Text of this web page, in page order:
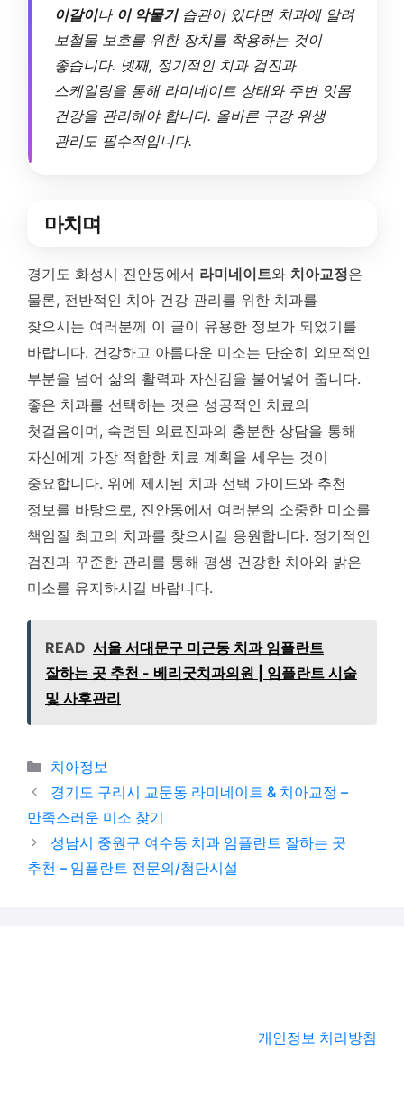
이갈이나 이 악물기습관이 있다면 치과에 알려
보철물 보호를 위한 장치를 착용하는 것이
좋습니다. 넷째, 정기적인 치과 검진과
스케일링을 통해 라미네이트 상태와 주변 잇몸
건강을 관리해야 합니다. 올바른 구강 위생
관리도 필수적입니다.
마치며
경기도 화성시 진안동에서 라미네이트와 치아교정은
물론, 전반적인 치아 건강 관리를 위한 치과를
찾으시는 여러분께 이 글이 유용한 정보가 되었기를
바랍니다. 건강하고 아름다운 미소는 단순히 외모적인
부분을 넘어 삶의 활력과 자신감을 불어넣어 줍니다.
좋은 치과를 선택하는 것은 성공적인 치료의
첫걸음이며, 숙련된 의료진과의 충분한 상담을 통해
자신에게 가장 적합한 치료 계획을 세우는 것이
중요합니다. 위에 제시된 치과 선택 가이드와 추천
정보를 바탕으로, 진안동에서 여러분의 소중한 미소를
책임질 최고의 치과를 찾으시길 응원합니다. 정기적인
검진과 꾸준한 관리를 통해 평생 건강한 치아와 밝은
미소를 유지하시길 바랍니다.
READ 서울 서대문구 미근동 치과 임플란트
잘하는 곳 추천 - 베리굿치과의원 | 임플란트 시술
및 사후관리
카테고리
치아정보
경기도 구리시 교문동 라미네이트 & 치아교정 –
만족스러운 미소 찾기
성남시 중원구 여수동 치과 임플란트 잘하는 곳
추천 – 임플란트 전문의/첨단시설
개인정보 처리방침